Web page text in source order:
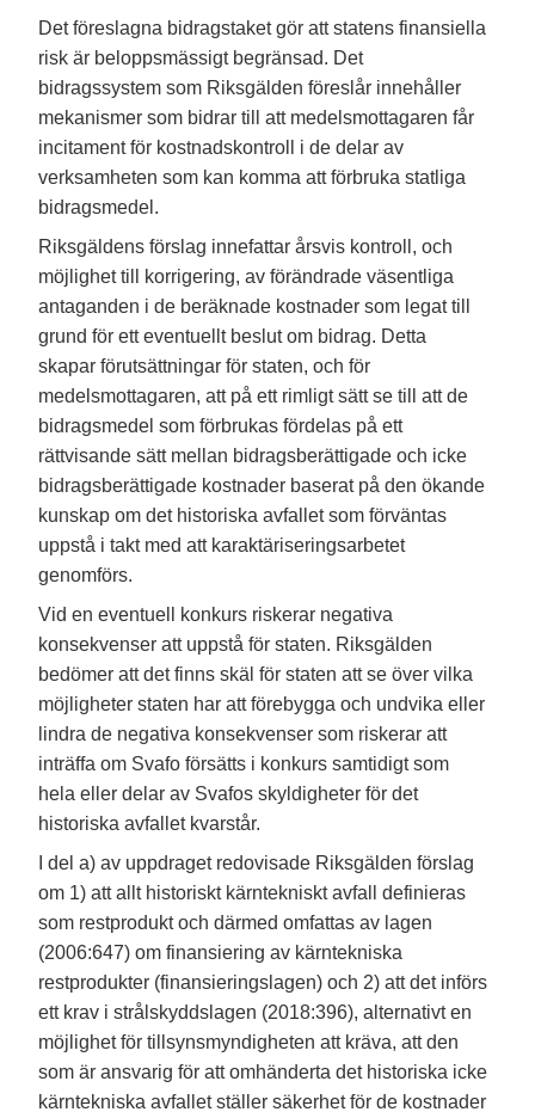
Det föreslagna bidragstaket gör att statens finansiella
risk är beloppsmässigt begränsad. Det
bidragssystem som Riksgälden föreslår innehåller
mekanismer som bidrar till att medelsmottagaren får
incitament för kostnadskontroll i de delar av
verksamheten som kan komma att förbruka statliga
bidragsmedel.
Riksgäldens förslag innefattar årsvis kontroll, och
möjlighet till korrigering, av förändrade väsentliga
antaganden i de beräknade kostnader som legat till
grund för ett eventuellt beslut om bidrag. Detta
skapar förutsättningar för staten, och för
medelsmottagaren, att på ett rimligt sätt se till att de
bidragsmedel som förbrukas fördelas på ett
rättvisande sätt mellan bidragsberättigade och icke
bidragsberättigade kostnader baserat på den ökande
kunskap om det historiska avfallet som förväntas
uppstå i takt med att karaktäriseringsarbetet
genomförs.
Vid en eventuell konkurs riskerar negativa
konsekvenser att uppstå för staten. Riksgälden
bedömer att det finns skäl för staten att se över vilka
möjligheter staten har att förebygga och undvika eller
lindra de negativa konsekvenser som riskerar att
inträffa om Svafo försätts i konkurs samtidigt som
hela eller delar av Svafos skyldigheter för det
historiska avfallet kvarstår.
I del a) av uppdraget redovisade Riksgälden förslag
om 1) att allt historiskt kärntekniskt avfall definieras
som restprodukt och därmed omfattas av lagen
(2006:647) om finansiering av kärntekniska
restprodukter (finansieringslagen) och 2) att det införs
ett krav i strålskyddslagen (2018:396), alternativt en
möjlighet för tillsynsmyndigheten att kräva, att den
som är ansvarig för att omhänderta det historiska icke
kärntekniska avfallet ställer säkerhet för de kostnader